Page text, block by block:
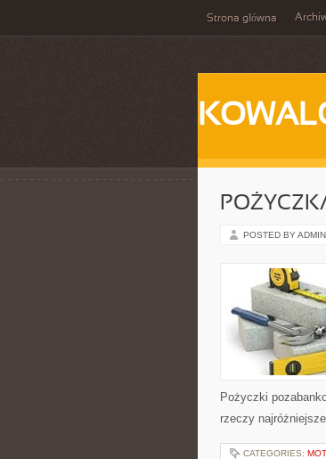
Strona główna
POSTED BY ADMIN
Pożyczki
rzeczy
CATEGORIES: